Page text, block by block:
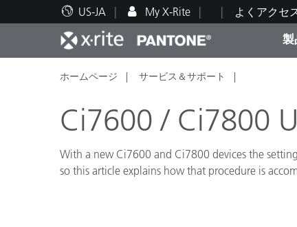
US-JA My X-Rite よくアクセ
製
人気製品ランキング
印刷＆パッケージ印刷
テクニカルサポート
教育関連資料
ホームページ サービス＆サポート
Ci7600 / Ci7800
With a new Ci7600 and Ci7800 devices the
so this article explains how that procedure is